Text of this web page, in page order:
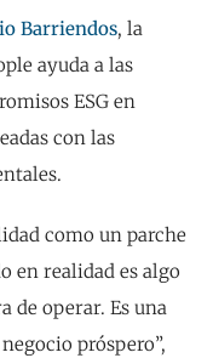
Barriendos, la
ayuda a las
ESG en
con las
como un parche
en realidad es algo
de operar. Es una
próspero”,